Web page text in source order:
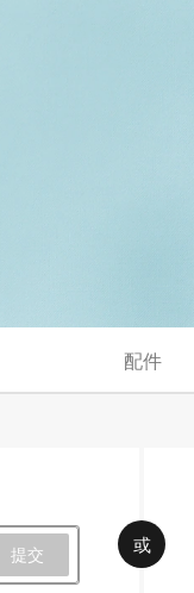
配件
或